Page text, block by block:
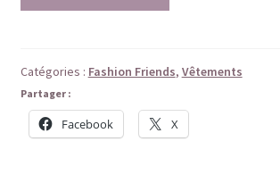
novembre-
Robe
"Soline"
pour
Catégories : Fashion Friends, Vêtements
Partager :
Facebook X